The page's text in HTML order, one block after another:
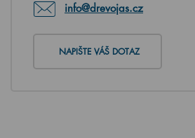
info@drevojas.cz
NAPIŠTE VÁŠ DOTAZ